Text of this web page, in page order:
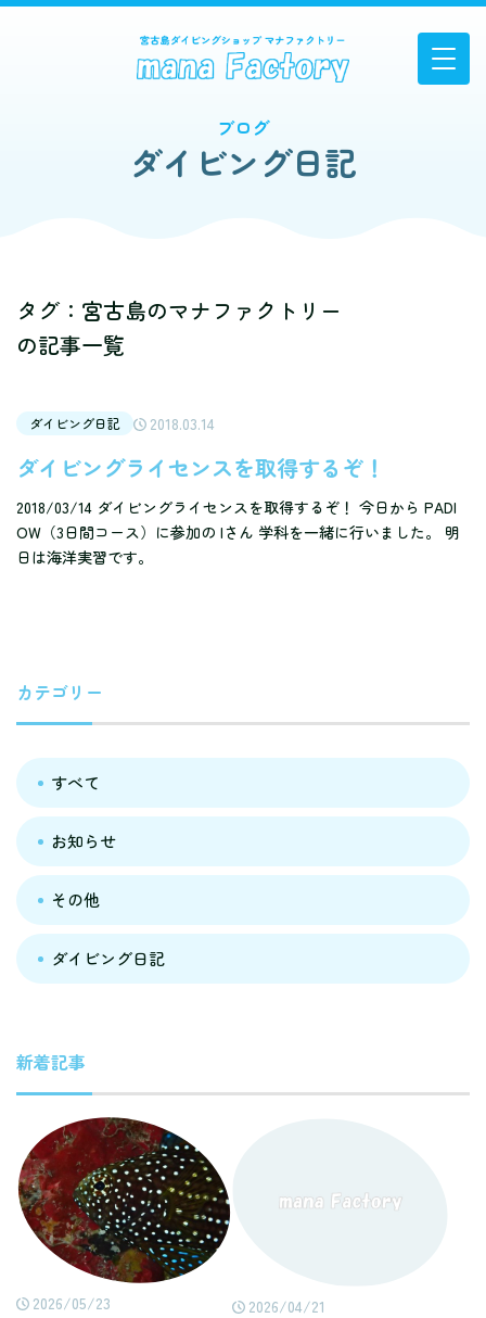
ブログ
ダイビング日記
タグ：宮古島のマナファクトリー
の記事一覧
ダイビング日記 2018.03.14
ダイビングライセンスを取得するぞ！
2018/03/14 ダイビングライセンスを取得するぞ！ 今日から PADI
OW（3日間コース）に参加の Iさん 学科を一緒に行いました。 明
日は海洋実習です。
カテゴリー
すべて
お知らせ
その他
ダイビング日記
新着記事
2026/05/23 2026/04/21